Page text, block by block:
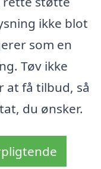
ikke blot
som en
Tøv ikke
at få tilbud, så
du ønsker.